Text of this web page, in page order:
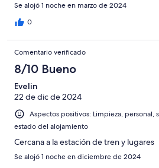
Se alojó 1 noche en marzo de 2024
0
Comentario verificado
8/10 Bueno
Evelin
22 de dic de 2024
Aspectos positivos: Limpieza, personal,
estado del alojamiento
Cercana a la estación de tren y lugares
Se alojó 1 noche en diciembre de 2024